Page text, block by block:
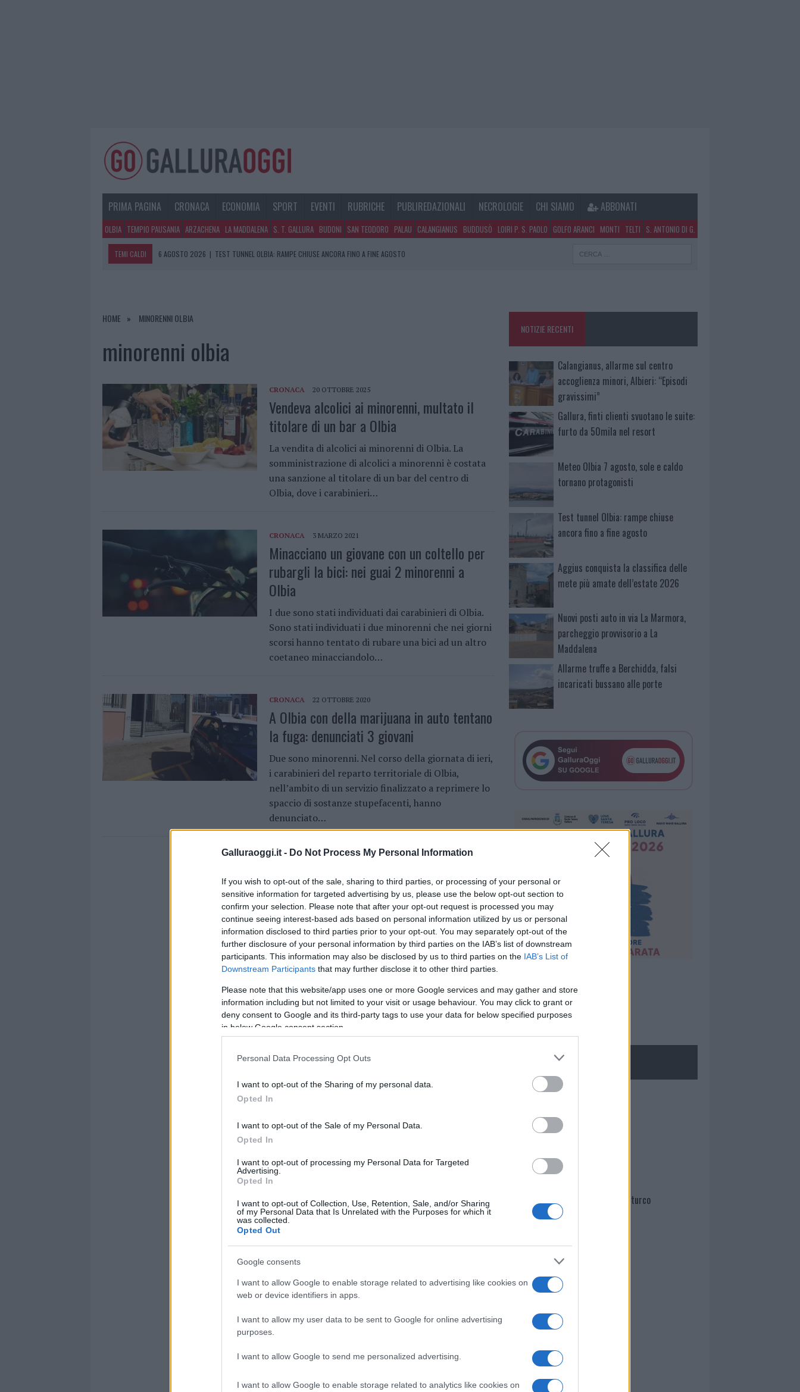
Galluraoggi.it - Do Not Process My Personal Information
If you wish to opt-out of the sale, sharing to third parties, or processing of your personal or
sensitive information for targeted advertising by us, please use the below opt-out section to
confirm your selection. Please note that after your opt-out request is processed you may
continue seeing interest-based ads based on personal information utilized by us or personal
information disclosed to third parties prior to your opt-out. You may separately opt-out of the
further disclosure of your personal information by third parties on the IAB’s list of downstream
participants. This information may also be disclosed by us to third parties on the IAB’s List of
Downstream Participants that may further disclose it to other third parties.
Please note that this website/app uses one or more Google services and may gather and store
information including but not limited to your visit or usage behaviour. You may click to grant or
deny consent to Google and its third-party tags to use your data for below specified purposes
in below Google consent section.
Personal Data Processing Opt Outs
I want to opt-out of the Sharing of my personal data.
Opted In
I want to opt-out of the Sale of my Personal Data.
Opted In
I want to opt-out of processing my Personal Data for Targeted
Advertising.
Opted In
I want to opt-out of Collection, Use, Retention, Sale, and/or Sharing
of my Personal Data that Is Unrelated with the Purposes for which it
was collected.
Opted Out
Google consents
I want to allow Google to enable storage related to advertising like cookies on
web or device identifiers in apps.
I want to allow my user data to be sent to Google for online advertising
purposes.
I want to allow Google to send me personalized advertising.
I want to allow Google to enable storage related to analytics like cookies on
PRIMA PAGINA CRONACA ECONOMIA SPORT EVENTI RUBRICHE PUBLIREDAZIONALI NECROLOGIE CHI SIAMO ABBONATI
OLBIA TEMPIO PAUSANIA ARZACHENA LA MADDALENA S. T. GALLURA BUDONI SAN TEODORO PALAU CALANGIANUS BUDDUSÒ LOIRI P. S. PAOLO GOLFO ARANCI MONTI TELTI S. ANTONIO DI G.
TEMI CALDI 6 AGOSTO 2026 | TEST TUNNEL OLBIA: RAMPE CHIUSE ANCORA FINO A FINE AGOSTO
HOME MINORENNI OLBIA
minorenni olbia
CRONACA 20 OTTOBRE 2025
Vendeva alcolici ai minorenni, multato il
titolare di un bar a Olbia
La vendita di alcolici ai minorenni di Olbia. La
somministrazione di alcolici a minorenni è costata
una sanzione al titolare di un bar del centro di
Olbia, dove i carabinieri…
CRONACA 3 MARZO 2021
Minacciano un giovane con un coltello per
rubargli la bici: nei guai 2 minorenni a
Olbia
I due sono stati individuati dai carabinieri di Olbia.
Sono stati individuati i due minorenni che nei giorni
scorsi hanno tentato di rubare una bici ad un altro
coetaneo minacciandolo…
CRONACA 22 OTTOBRE 2020
A Olbia con della marijuana in auto tentano
la fuga: denunciati 3 giovani
Due sono minorenni. Nel corso della giornata di ieri,
i carabinieri del reparto territoriale di Olbia,
nell’ambito di un servizio finalizzato a reprimere lo
spaccio di sostanze stupefacenti, hanno
denunciato…
NOTIZIE RECENTI
Calangianus, allarme sul centro
accoglienza minori, Albieri: “Episodi
gravissimi”
Gallura, finti clienti svuotano le suite:
furto da 50mila nel resort
Meteo Olbia 7 agosto, sole e caldo
tornano protagonisti
Test tunnel Olbia: rampe chiuse
ancora fino a fine agosto
Aggius conquista la classifica delle
mete più amate dell’estate 2026
Nuovi posti auto in via La Marmora,
parcheggio provvisorio a La
Maddalena
Allarme truffe a Berchidda, falsi
incaricati bussano alle porte
NECROLOGIE
Martina Agostina Diturco
I nostri cari
I nostri cari